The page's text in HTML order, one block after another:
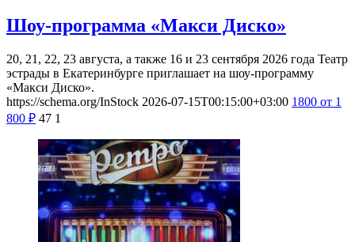
Шоу-программа «Макси Диско»
20, 21, 22, 23 августа, а также 16 и 23 сентября 2026 года Театр
эстрады в Екатеринбурге приглашает на шоу-программу
«Макси Диско».
https://schema.org/InStock 2026-07-15T00:15:00+03:00 1800 от 1
800 ₽ 47 1